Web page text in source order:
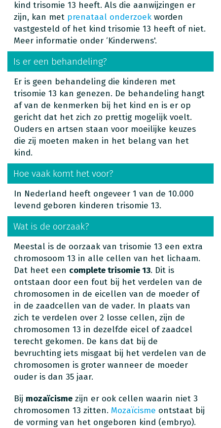
kind trisomie 13 heeft. Als die aanwijzingen er
zijn, kan met prenataal onderzoek worden
vastgesteld of het kind trisomie 13 heeft of niet.
Meer informatie onder ‘Kinderwens'.
Is er een behandeling?
Er is geen behandeling die kinderen met
trisomie 13 kan genezen. De behandeling hangt
af van de kenmerken bij het kind en is er op
gericht dat het zich zo prettig mogelijk voelt.
Ouders en artsen staan voor moeilijke keuzes
die zij moeten maken in het belang van het
kind.
Hoe vaak komt het voor?
In Nederland heeft ongeveer 1 van de 10.000
levend geboren kinderen trisomie 13.
Wat is de oorzaak?
Meestal is de oorzaak van trisomie 13 een extra
chromosoom 13 in alle cellen van het lichaam.
Dat heet een complete trisomie 13. Dit is
ontstaan door een fout bij het verdelen van de
chromosomen in de eicellen van de moeder of
in de zaadcellen van de vader. In plaats van
zich te verdelen over 2 losse cellen, zijn de
chromosomen 13 in dezelfde eicel of zaadcel
terecht gekomen. De kans dat bij de
bevruchting iets misgaat bij het verdelen van de
chromosomen is groter wanneer de moeder
ouder is dan 35 jaar.
Bij mozaïcisme zijn er ook cellen waarin niet 3
chromosomen 13 zitten. Mozaïcisme ontstaat bij
de vorming van het ongeboren kind (embryo).